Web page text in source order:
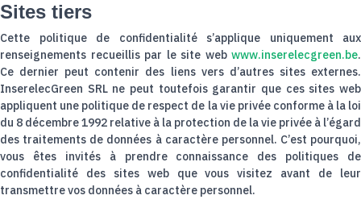
Sites tiers
Cette politique de confidentialité s’applique uniquement aux
renseignements recueillis par le site web www.inserelecgreen.be.
Ce dernier peut contenir des liens vers d’autres sites externes.
InserelecGreen SRL ne peut toutefois garantir que ces sites web
appliquent une politique de respect de la vie privée conforme à la loi
du 8 décembre 1992 relative à la protection de la vie privée à l’égard
des traitements de données à caractère personnel. C’est pourquoi,
vous êtes invités à prendre connaissance des politiques de
confidentialité des sites web que vous visitez avant de leur
transmettre vos données à caractère personnel.